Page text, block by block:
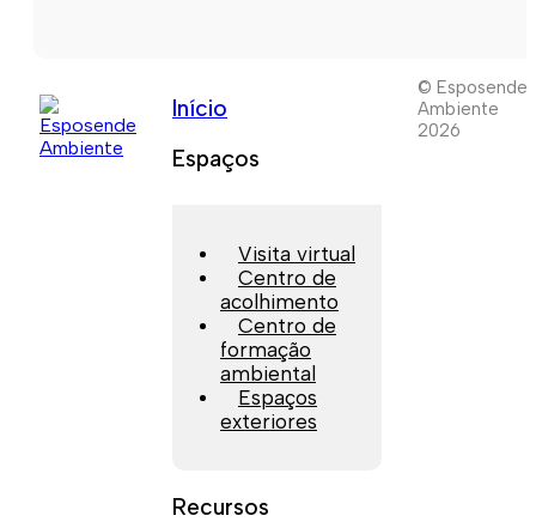
Início
Espaços
Visita virtual
Centro de
acolhimento
Centro de
formação
ambiental
Espaços
exteriores
Recursos
© Esposende
Ambiente
2026